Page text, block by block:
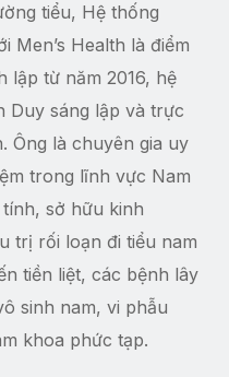
tiểu, Hệ thống
Men’s Health là điểm
lập từ năm 2016, hệ
Duy sáng lập và trực
Ông là chuyên gia uy
trong lĩnh vực Nam
sở hữu kinh
trị rối loạn đi tiểu nam
tiền liệt, các bệnh lây
sinh nam, vi phẫu
khoa phức tạp.